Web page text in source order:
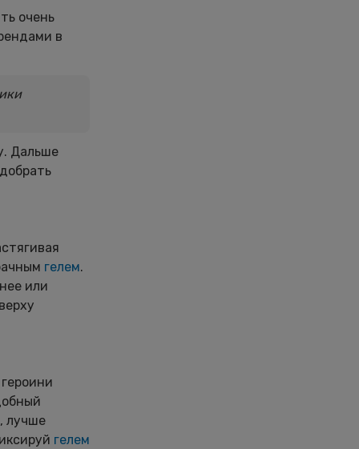
очень
в
Дальше
гелем.
или
лучше
гелем